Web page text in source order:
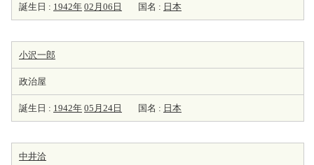
誕生日 : 1942年 02月06日 国名 : 日本
小沢一郎
政治屋
誕生日 : 1942年 05月24日 国名 : 日本
中井洽